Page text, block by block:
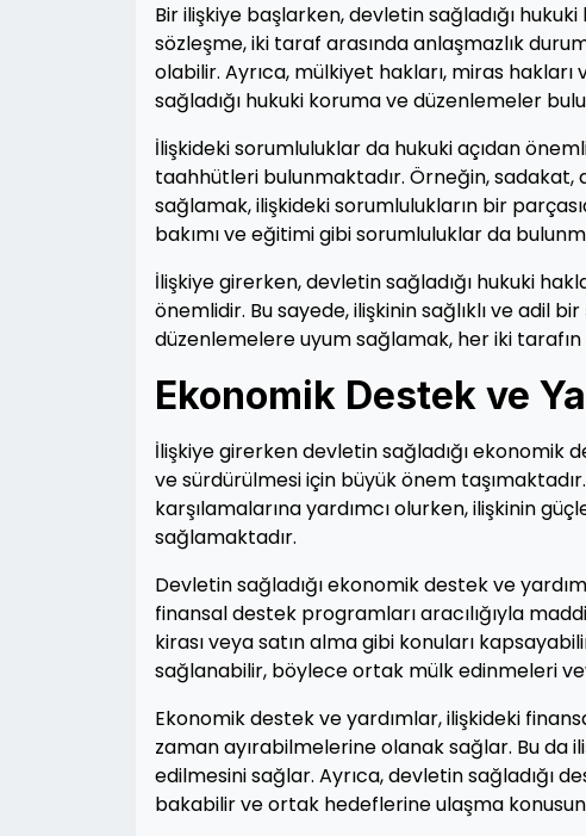
Bir ilişkiye başlarken, devletin sağladığı
sözleşme, iki taraf arasında anlaşmazlık
olabilir. Ayrıca, mülkiyet hakları, miras
sağladığı hukuki koruma ve düzenlemeler
İlişkideki sorumluluklar da hukuki açıdan
taahhütleri bulunmaktadır. Örneğin,
sağlamak, ilişkideki sorumlulukların bir
bakımı ve eğitimi gibi sorumluluklar da
İlişkiye girerken, devletin sağladığı hukuki
önemlidir. Bu sayede, ilişkinin sağlıklı ve adil
düzenlemelere uyum sağlamak, her iki tarafın
Ekonomik Destek ve
İlişkiye girerken devletin sağladığı ekonomik
ve sürdürülmesi için büyük önem
karşılamalarına yardımcı olurken, ilişkinin
sağlamaktadır.
Devletin sağladığı ekonomik destek ve
finansal destek programları aracılığıyla
kirası veya satın alma gibi konuları
sağlanabilir, böylece ortak mülk edinmeleri
Ekonomik destek ve yardımlar, ilişkideki
zaman ayırabilmelerine olanak sağlar. Bu da
edilmesini sağlar. Ayrıca, devletin sağladığı
bakabilir ve ortak hedeflerine ulaşma